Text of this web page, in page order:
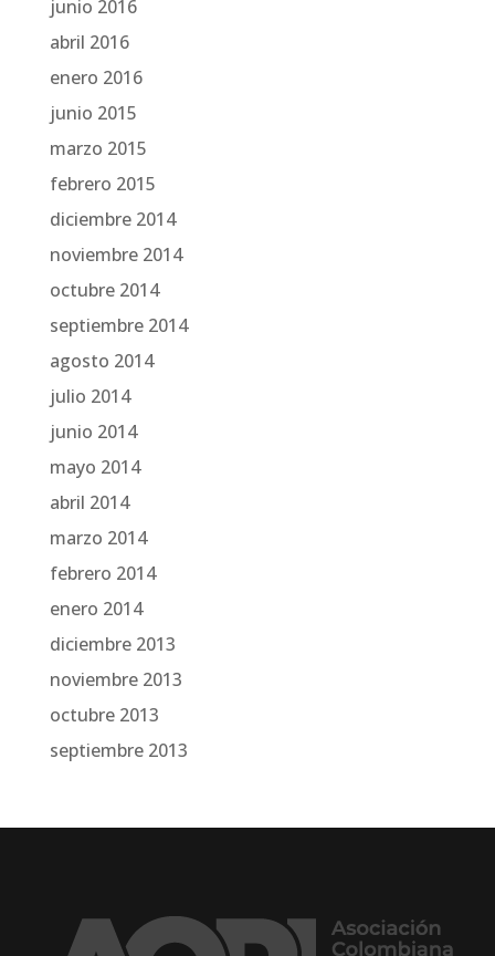
junio 2016
abril 2016
enero 2016
junio 2015
marzo 2015
febrero 2015
diciembre 2014
noviembre 2014
octubre 2014
septiembre 2014
agosto 2014
julio 2014
junio 2014
mayo 2014
abril 2014
marzo 2014
febrero 2014
enero 2014
diciembre 2013
noviembre 2013
octubre 2013
septiembre 2013